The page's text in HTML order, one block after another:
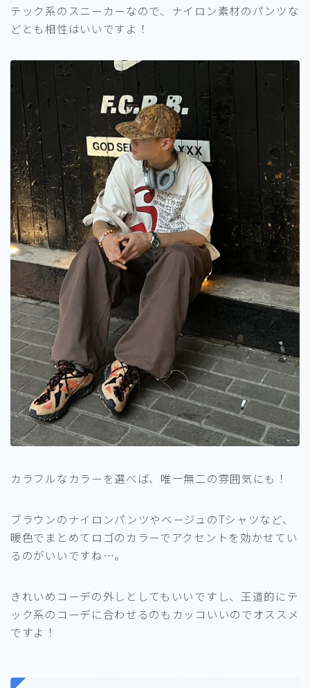
テック系のスニーカーなので、ナイロン素材のパンツな
どとも相性はいいですよ！
カラフルなカラーを選べば、唯一無二の雰囲気にも！
ブラウンのナイロンパンツやベージュのTシャツなど、
暖色でまとめてロゴのカラーでアクセントを効かせてい
るのがいいですね…。
きれいめコーデの外しとしてもいいですし、王道的にテ
ック系のコーデに合わせるのもカッコいいのでオススメ
ですよ！